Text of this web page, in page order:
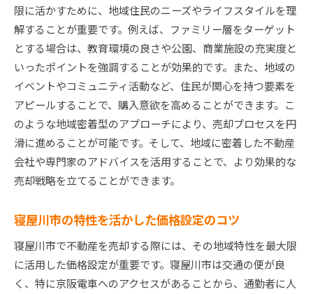
限に活かすために、地域住民のニーズやライフスタイルを理
解することが重要です。例えば、ファミリー層をターゲット
とする場合は、教育環境の良さや公園、商業施設の充実度と
いったポイントを強調することが効果的です。また、地域の
イベントやコミュニティ活動など、住民が関心を持つ要素を
アピールすることで、購入意欲を高めることができます。こ
のような地域密着型のアプローチにより、売却プロセスを円
滑に進めることが可能です。そして、地域に密着した不動産
会社や専門家のアドバイスを活用することで、より効果的な
売却戦略を立てることができます。
寝屋川市の特性を活かした価格設定のコツ
寝屋川市で不動産を売却する際には、その地域特性を最大限
に活用した価格設定が重要です。寝屋川市は交通の便が良
く、特に京阪電車へのアクセスがあることから、通勤者に人